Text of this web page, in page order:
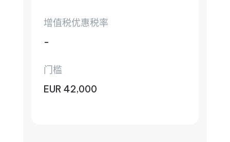
增值税优惠税率
-
门槛
EUR 42,000